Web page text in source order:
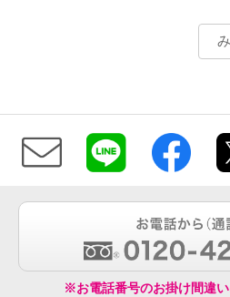
※お電話番号のお掛け間違い